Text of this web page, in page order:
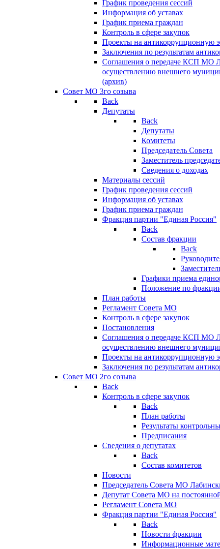
График проведения сессий
Информация об уставах
График приема граждан
Контроль в сфере закупок
Проекты на антикоррупционную
Заключения по результатам
Соглашения о передаче КСП МО
осуществлению внешнего
(архив)
Совет МО 3го созыва
Back
Депутаты
Back
Депутаты
Комитеты
Председатель Совета
Заместитель
Сведения о доходах
Материалы сессий
График проведения сессий
Информация об уставах
График приема граждан
Фракция партии "Единая Россия"
Back
Состав фракции
Back
Графики приема
Положение по
План работы
Регламент Совета МО
Контроль в сфере закупок
Постановления
Соглашения о передаче КСП МО
осуществлению внешнего
Проекты на антикоррупционную
Заключения по результатам
Совет МО 2го созыва
Back
Контроль в сфере закупок
Back
План работы
Результаты
Предписания
Сведения о депутатах
Back
Состав комитетов
Новости
Председатель Совета МО
Депутат Совета МО на
Регламент Совета МО
Фракция партии "Единая Россия"
Back
Новости фракции
Информационные